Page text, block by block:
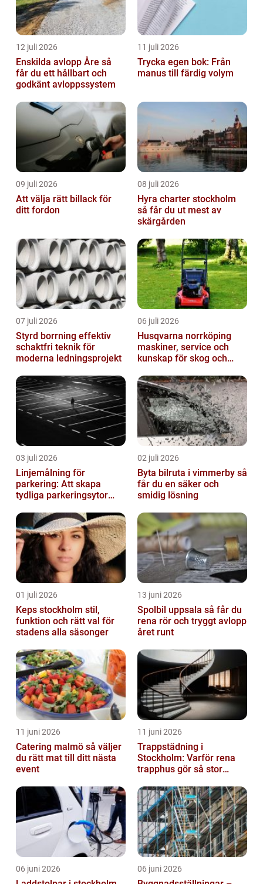
12 juli 2026
Enskilda avlopp Åre så
får du ett hållbart och
godkänt avloppssystem
11 juli 2026
Trycka egen bok: Från
manus till färdig volym
09 juli 2026
Att välja rätt billack för
ditt fordon
08 juli 2026
Hyra charter stockholm
så får du ut mest av
skärgården
07 juli 2026
Styrd borrning effektiv
schaktfri teknik för
moderna ledningsprojekt
06 juli 2026
Husqvarna norrköping
maskiner, service och
kunskap för skog och
03 juli 2026
Linjemålning för
parkering: Att skapa
tydliga parkeringsytor
parkeringslinjer
02 juli 2026
Byta bilruta i vimmerby så
får du en säker och
smidig lösning
01 juli 2026
Keps stockholm stil,
funktion och rätt val för
stadens alla säsonger
13 juni 2026
Spolbil uppsala så får du
rena rör och tryggt avlopp
året runt
11 juni 2026
Catering malmö så väljer
du rätt mat till ditt nästa
event
11 juni 2026
Trappstädning i
Stockholm: Varför rena
trapphus gör så stor
06 juni 2026 06 juni 2026